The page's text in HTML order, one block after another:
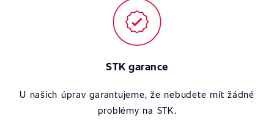
STK garance
U našich úprav garantujeme, že nebudete mít žádné
problémy na STK.